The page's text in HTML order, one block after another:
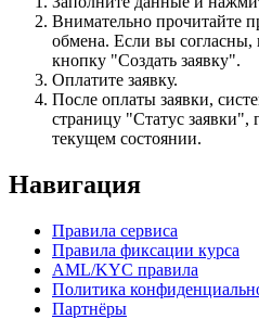
Внимательно прочитайте
обмена. Если вы согласны,
кнопку "Создать заявку".
Оплатите заявку.
После оплаты заявки,
страницу "Статус заявки",
текущем состоянии.
Навигация
Правила сервиса
Правила фиксации курса
AML/KYC правила
Политика
Партнёры